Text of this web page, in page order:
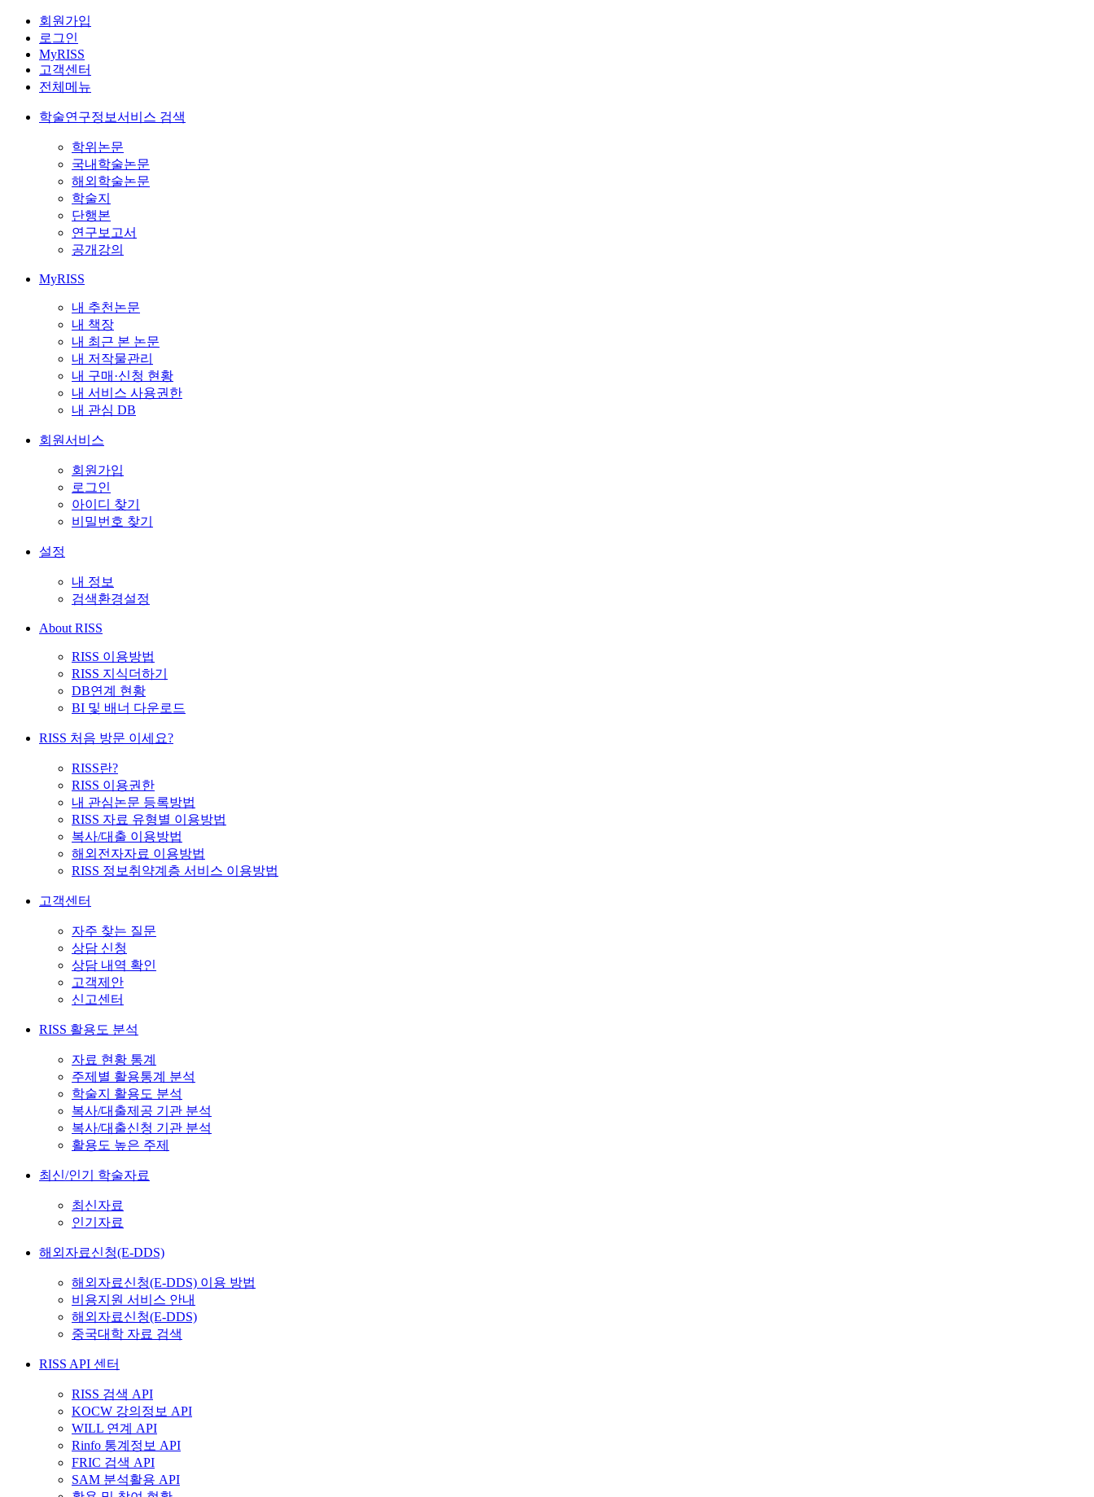
회원가입
로그인
MyRISS
고객센터
전체메뉴
학술연구정보서비스 검색
학위논문
국내학술논문
해외학술논문
학술지
단행본
연구보고서
공개강의
MyRISS
내 추천논문
내 책장
내 최근 본 논문
내 저작물관리
내 구매·신청 현황
내 서비스 사용권한
내 관심 DB
회원서비스
회원가입
로그인
아이디 찾기
비밀번호 찾기
설정
내 정보
검색환경설정
About RISS
RISS 이용방법
RISS 지식더하기
DB연계 현황
BI 및 배너 다운로드
RISS 처음 방문 이세요?
RISS란?
RISS 이용권한
내 관심논문 등록방법
RISS 자료 유형별 이용방법
복사/대출 이용방법
해외전자자료 이용방법
RISS 정보취약계층 서비스 이용방법
고객센터
자주 찾는 질문
상담 신청
상담 내역 확인
고객제안
신고센터
RISS 활용도 분석
자료 현황 통계
주제별 활용통계 분석
학술지 활용도 분석
복사/대출제공 기관 분석
복사/대출신청 기관 분석
활용도 높은 주제
최신/인기 학술자료
최신자료
인기자료
해외자료신청(E-DDS)
해외자료신청(E-DDS) 이용 방법
비용지원 서비스 안내
해외자료신청(E-DDS)
중국대학 자료 검색
RISS API 센터
RISS 검색 API
KOCW 강의정보 API
WILL 연계 API
Rinfo 통계정보 API
FRIC 검색 API
SAM 분석활용 API